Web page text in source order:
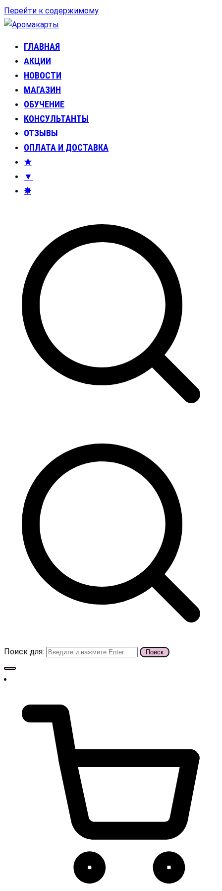
Перейти к содержимому
Аромакарты
Психологические эфирные карты • Аромапсихология
ГЛАВНАЯ
АКЦИИ
НОВОСТИ
МАГАЗИН
ОБУЧЕНИЕ
КОНСУЛЬТАНТЫ
ОТЗЫВЫ
ОПЛАТА И ДОСТАВКА
★
▼
✸
Поиск для: